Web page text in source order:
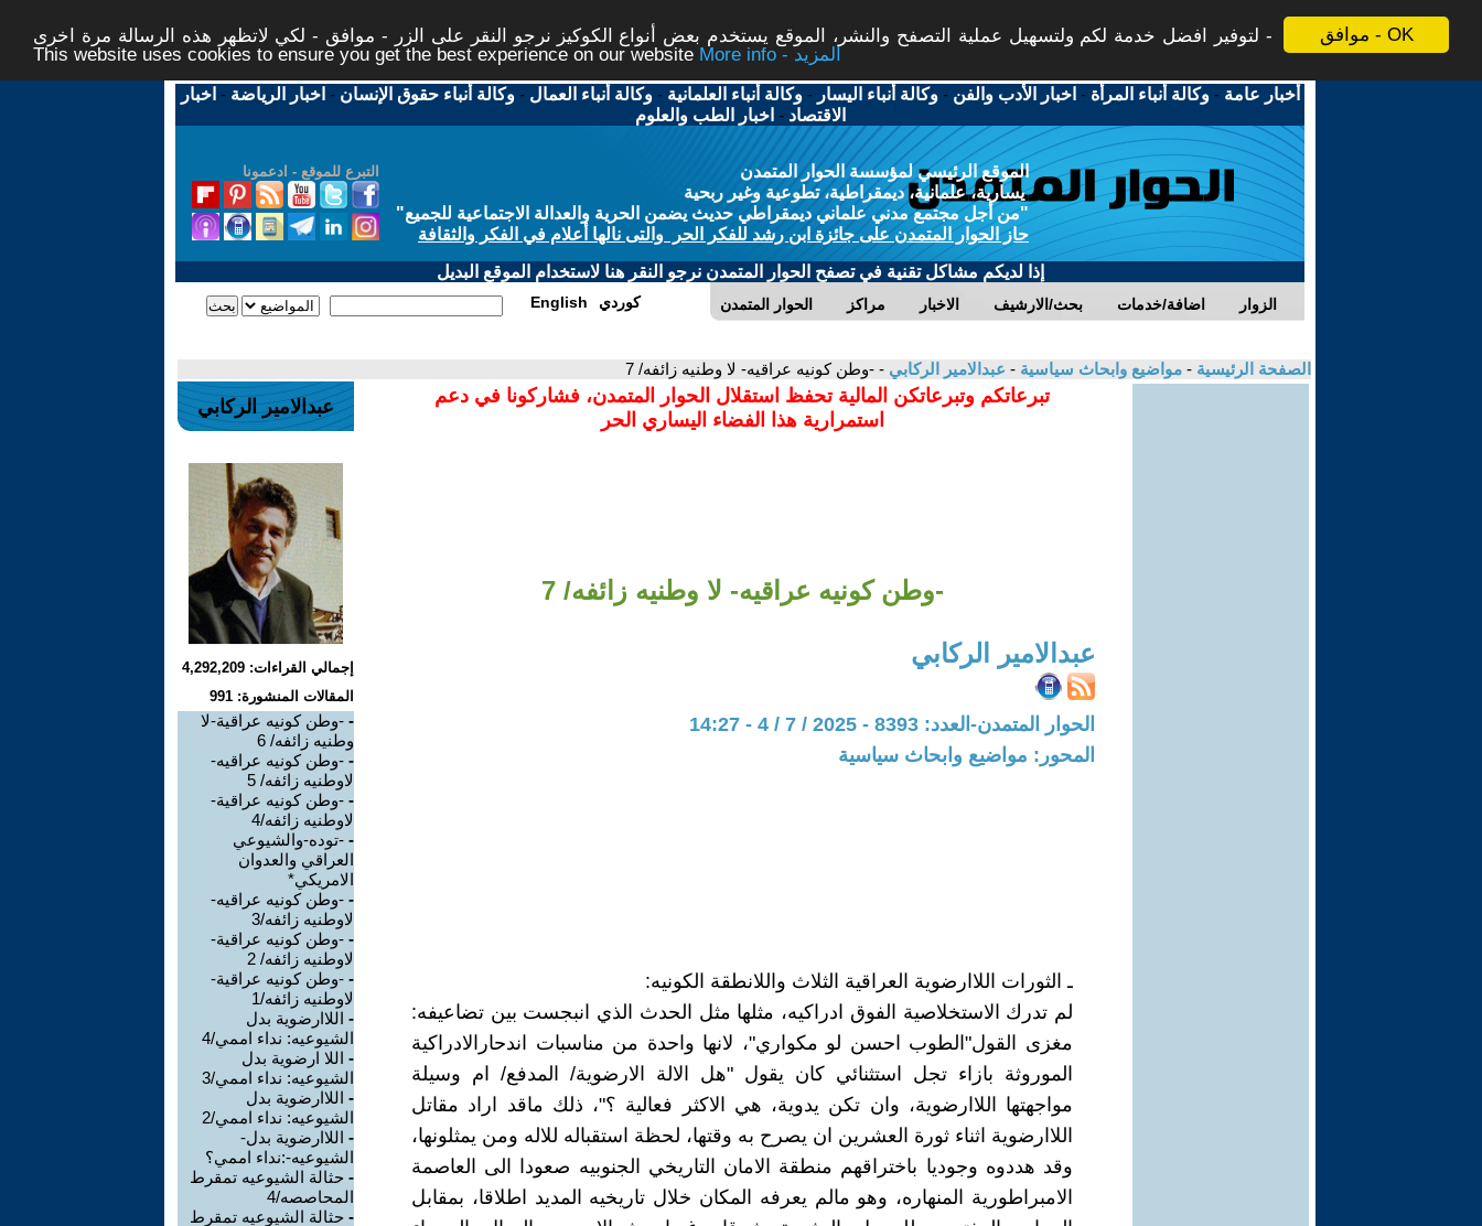
موافق - OK
لتوفير افضل خدمة لكم ولتسهيل عملية التصفح والنشر، الموقع يستخدم بعض أنواع الكوكيز نرجو النقر على الزر - موافق - لكي لاتظهر هذه الرسالة مرة اخرى -
This website uses cookies to ensure you get the best experience on our website
More info - المزيد
أخبار عامة -وكالة أنباء المرأة - اخبار الأدب والفن -وكالة أنباء اليسار -وكالة أنباء العلمانية -وكالة أنباء العمال -وكالة أنباء حقوق الإنسان - اخبار الرياضة - اخبار
الاقتصاد - اخبار الطب والعلوم
التبرع للموقع - ادعمونا
الموقع الرئيسي لمؤسسة الحوار المتمدن
يسارية، علمانية، ديمقراطية، تطوعية وغير ربحية
"من أجل مجتمع مدني علماني ديمقراطي حديث يضمن الحرية والعدالة الاجتماعية للجميع"
حاز الحوار المتمدن على جائزة ابن رشد للفكر الحر والتى نالها أعلام في الفكر والثقافة
إذا لديكم مشاكل تقنية في تصفح الحوار المتمدن نرجو النقر هنا لاستخدام الموقع البديل
الحوار المتمدن مراكز الاخبار بحث/الارشيف اضافة/خدمات الزوار English كوردي
الصفحة الرئيسية - مواضيع وابحاث سياسية - عبدالامير الركابي - -وطن كونيه عراقيه- لا وطنيه زائفه/ 7
تبرعاتكم وتبرعاتكن المالية تحفظ استقلال الحوار المتمدن، فشاركونا في دعم
استمرارية هذا الفضاء اليساري الحر
-وطن كونيه عراقيه- لا وطنيه زائفه/ 7
عبدالامير الركابي
الحوار المتمدن-العدد: 8393 - 2025 / 7 / 4 - 14:27
المحور: مواضيع وابحاث سياسية
ـ الثورات اللاارضوية العراقية الثلاث واللانطقة الكونيه:
لم تدرك الاستخلاصية الفوق ادراكيه، مثلها مثل الحدث الذي انبجست بين تضاعيفه:
مغزى القول"الطوب احسن لو مكواري"، لانها واحدة من مناسبات اندحارالادراكية
الموروثة بازاء تجل استثنائي كان يقول "هل الالة الارضوية/ المدفع/ ام وسيلة
مواجهتها اللاارضوية، وان تكن يدوية، هي الاكثر فعالية ؟"، ذلك ماقد اراد مقاتل
اللاارضوية اثناء ثورة العشرين ان يصرح به وقتها، لحظة استقباله للاله ومن يمثلونها،
وقد هددوه وجوديا باختراقهم منطقة الامان التاريخي الجنوبيه صعودا الى العاصمة
الامبراطورية المنهاره، وهو مالم يعرفه المكان خلال تاريخيه المديد اطلاقا، بمقابل
عبدالامير الركابي
إجمالي القراءات: 4,292,209
المقالات المنشورة: 991
- -وطن كونيه عراقية-لا
وطنيه زائفه/ 6
- -وطن كونيه عراقيه-
لاوطنيه زائفه/ 5
- -وطن كونيه عراقية-
لاوطنيه زائفه/4
- -توده-والشيوعي
العراقي والعدوان
الامريكي*
- -وطن كونيه عراقيه-
لاوطنيه زائفه/3
- -وطن كونيه عراقية-
لاوطنيه زائفه/ 2
- -وطن كونيه عراقية-
لاوطنيه زائفه/1
- اللاارضوية بدل
الشيوعيه: نداء اممي/4
- اللا ارضوية بدل
الشيوعيه: نداء اممي/3
- اللاارضوية بدل
الشيوعيه: نداء اممي/2
- اللاارضوية بدل-
الشيوعيه-:نداء اممي؟
- حثالة الشيوعيه تمقرط
المحاصصه/4
- حثالة الشيوعيه تمقرط